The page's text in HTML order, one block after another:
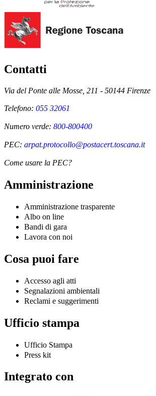
Contatti
Via del Ponte alle Mosse, 211 - 50144 Firenze
Telefono: 055 32061
Numero verde: 800-800400
PEC: arpat.protocollo@postacert.toscana.it
Come usare la PEC?
Amministrazione
Amministrazione trasparente
Albo on line
Bandi di gara
Lavora con noi
Cosa puoi fare
Accesso agli atti
Segnalazioni ambientali
Reclami e suggerimenti
Ufficio stampa
Ufficio Stampa
Press kit
Integrato con